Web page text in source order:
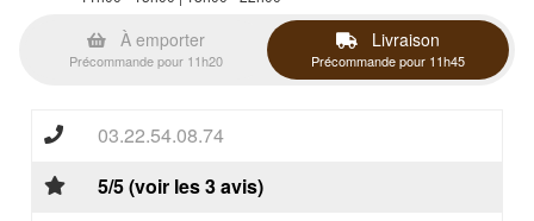
À emporter
Précommande pour 11h20
Livraison
Précommande pour 11h45
03.22.54.08.74
5/5 (voir les 3 avis)